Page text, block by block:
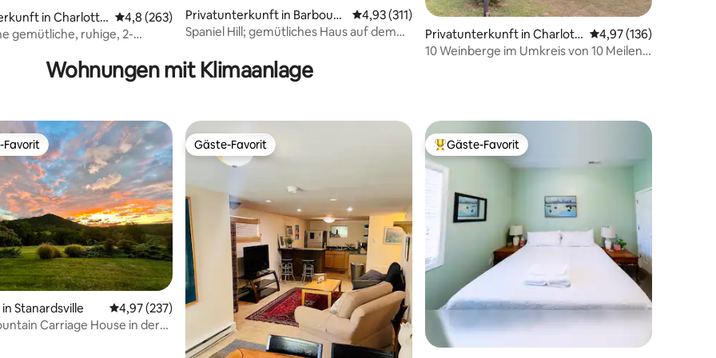
4,94 von 5, 461 Bewertungen
in Charlotte Durchschnittliche Bewertung: 4,8 von 5, 263 Bewertungen
4,8 (263)
gemütliche, ruhige, 2-
Privatunterkunft in Barbours
ville
Durchschnittliche Bewertung: 4,93 von 5, 311 Bewertungen
4,93 (311)
Spaniel Hill; gemütliches Haus auf dem
Privatunterkunft in Charlott
esville
Durchschnittliche
4,97 (136)
10 Weinberge im Umkreis von 10 Meilen,
Wohnungen mit Klimaanlage
Gäste-Favorit.
Favorit
Stanardsville Durchschnittliche Bewertung: 4,97 von 5, 237 Bewertungen
4,97 (237)
Carriage House in der
Gäste-Favorit
Gäste-Favorit Beliebter Gäste-Favorit.
Gäste-Favorit